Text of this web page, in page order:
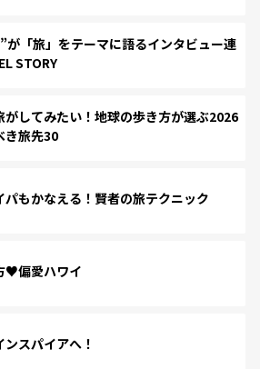
が「旅」をテーマに語るインタビュー連
STORY
がしてみたい！地球の歩き方が選ぶ2026
き旅先30
パもかなえる！賢者の旅テクニック
♥偏愛ハワイ
スパイアへ！